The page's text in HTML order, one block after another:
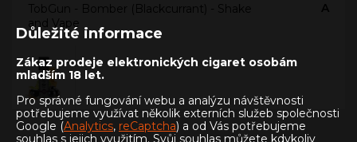
TobGun - Bomber (Blackcurrant) - Shake
and Vape
A
Důležité informace
Zákaz prodeje elektronických cigaret osobám
mladším 18 let.
Pro správné fungování webu a analýzu návštěvnosti
potřebujeme využívat několik externích služeb společnosti
Google (Analytics, reCaptcha) a od Vás potřebujeme
souhlas s jejich využitím. Svůj souhlas můžete kdykoliv